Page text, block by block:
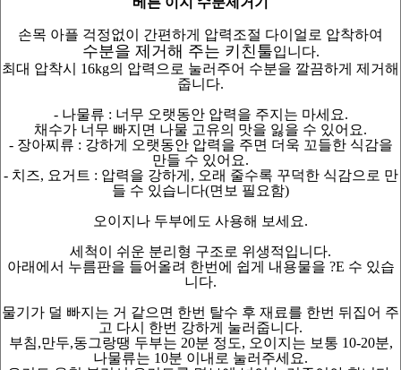
손목 아플 걱정없이 간편하게 압력조절 다이얼로 압착하여
수분을 제거해 주는 키친툴입니다.
최대 압착시 16kg의 압력으로 눌러주어 수분을 깔끔하게 제거해
줍니다.
- 나물류 : 너무 오랫동안 압력을 주지는 마세요.
채수가 너무 빠지면 나물 고유의 맛을 잃을 수 있어요.
- 장아찌류 : 강하게 오랫동안 압력을 주면 더욱 꼬들한 식감을
만들 수 있어요.
- 치즈, 요거트 : 압력을 강하게, 오래 줄수록 꾸덕한 식감으로 만
들 수 있습니다(면보 필요함)
오이지나 두부에도 사용해 보세요.
세척이 쉬운 분리형 구조로 위생적입니다.
아래에서 누름판을 들어올려 한번에 쉽게 내용물을 ?E 수 있습
니다.
물기가 덜 빠지는 거 같으면 한번 탈수 후 재료를 한번 뒤집어 주
고 다시 한번 강하게 눌러줍니다.
부침,만두,동그랑땡 두부는 20분 정도, 오이지는 보통 10-20분,
나물류는 10분 이내로 눌러주세요.